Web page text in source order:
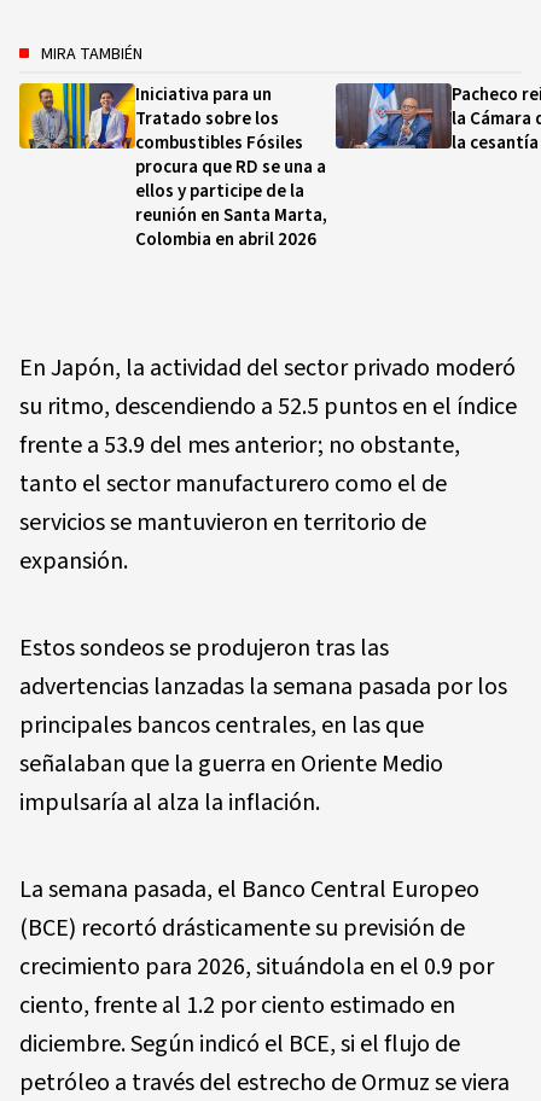
MIRA TAMBIÉN
Iniciativa para un
Tratado sobre los
combustibles Fósiles
procura que RD se una a
ellos y participe de la
reunión en Santa Marta,
Colombia en abril 2026
Pacheco
la Cámara
la
En Japón, la actividad del sector privado moderó
su ritmo, descendiendo a 52.5 puntos en el índice
frente a 53.9 del mes anterior; no obstante,
tanto el sector manufacturero como el de
servicios se mantuvieron en territorio de
expansión.
Estos sondeos se produjeron tras las
advertencias lanzadas la semana pasada por los
principales bancos centrales, en las que
señalaban que la guerra en Oriente Medio
impulsaría al alza la inflación.
La semana pasada, el Banco Central Europeo
(BCE) recortó drásticamente su previsión de
crecimiento para 2026, situándola en el 0.9 por
ciento, frente al 1.2 por ciento estimado en
diciembre. Según indicó el BCE, si el flujo de
petróleo a través del estrecho de Ormuz se viera